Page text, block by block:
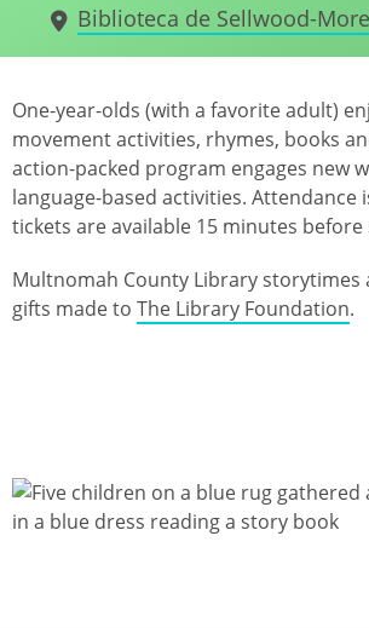
Biblioteca de Sellwood-
One-year-olds (with a favorite adult)
movement activities, rhymes, books
action-packed program engages new
language-based activities. Attendance
tickets are available 15 minutes
Multnomah County Library storytimes
gifts made to The Library Foundation.